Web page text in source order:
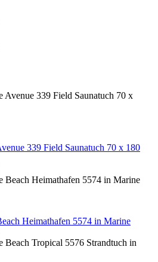
339 Field Saunatuch 70 x 180
Heimathafen 5574 in Marine